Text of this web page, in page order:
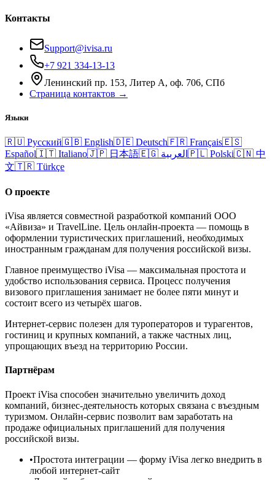
Контакты
Support@ivisa.ru
+7 921 334-13-13
Ленинский пр. 153, Литер А, оф. 706, СПб
Страница контактов →
Языки
🇷🇺 Русский🇬🇧 English🇩🇪 Deutsch🇫🇷 Français🇪🇸
Español🇮🇹 Italiano🇯🇵 日本語🇪🇬 العربية 🇵🇱 Polski🇨🇳 中
文🇹🇷 Türkçe
О проекте
iVisa является совместной разработкой компаний ООО
«Айвиза» и TravelLine. Цель онлайн-проекта — помощь в
оформлении туристических приглашений, необходимых
иностранным гражданам для получения российской визы.
Главное преимущество iVisa — максимальная простота и
удобство использования сервиса. Процесс получения
визового приглашения занимает не более пяти минут и
состоит всего из четырёх шагов.
Интернет-сервис полезен для туроператоров и турагентов,
гостиниц и крупных компаний, а также частных лиц,
упрощающих въезд на территорию России.
Партнёрам
Проект iVisa способен значительно увеличить доход
компаний, бизнес-деятельность которых связана с въездным
туризмом. Онлайн-сервис позволит вам заработать на
продаже официальных приглашений для получения
российской визы.
•Простота интеграции — форму iVisa легко внедрить в
любой интернет-сайт